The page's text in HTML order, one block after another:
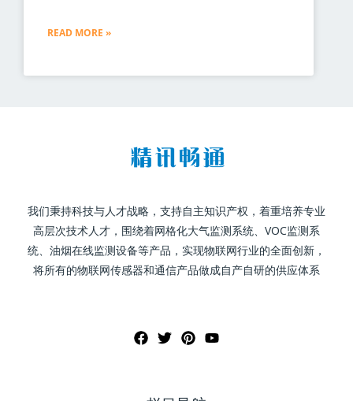
READ MORE »
我们秉持科技与人才战略，支持自主知识产权，着重培养专业
高层次技术人才，围绕着网格化大气监测系统、VOC监测系
统、油烟在线监测设备等产品，实现物联网行业的全面创新，
将所有的物联网传感器和通信产品做成自产自研的供应体系